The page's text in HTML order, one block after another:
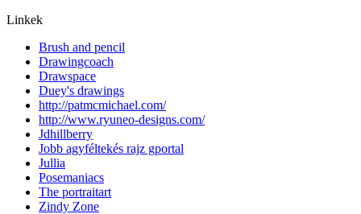
Linkek
Brush and pencil
Drawingcoach
Drawspace
Duey's drawings
http://patmcmichael.com/
http://www.ryuneo-designs.com/
Jdhillberry
Jobb agyféltekés rajz gportal
Jullia
Posemaniacs
The portraitart
Zindy Zone